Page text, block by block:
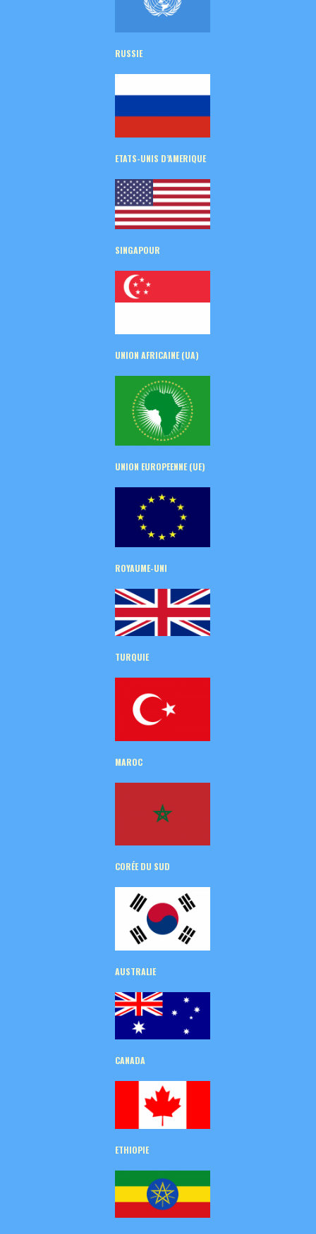
RUSSIE
ETATS-UNIS D’AMERIQUE
SINGAPOUR
UNION AFRICAINE (UA)
UNION EUROPEENNE (UE)
ROYAUME-UNI
TURQUIE
MAROC
CORÉEDU SUD
AUSTRALIE
CANADA
ETHIOPIE